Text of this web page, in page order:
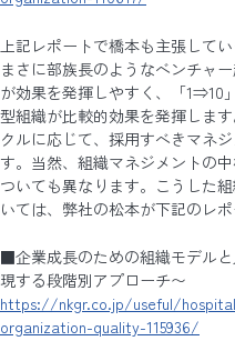
上記レポートで橋本も主張して
まさに部族長のようなベンチャ
が効果を発揮しやすく、「1⇒10
型組織が比較的効果を発揮しま
クルに応じて、採用すべきマネ
す。当然、組織マネジメントの
ついても異なります。こうした
いては、弊社の松本が下記のレ
■企業成長のための組織モデル
現する段階別アプローチ〜
https://nkgr.co.jp/useful/
organization-quality-115936/